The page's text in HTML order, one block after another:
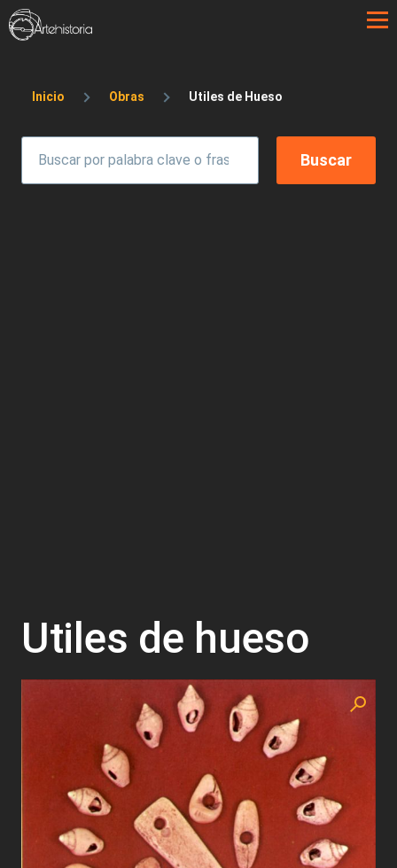
Pasar al contenido principal
Sobrescribir enlaces de ayuda a la
Inicio Obras Utiles de Hueso
Utiles de hueso